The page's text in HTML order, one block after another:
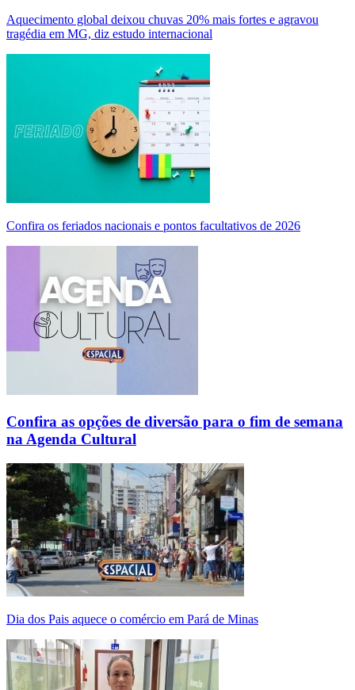
Aquecimento global deixou chuvas 20% mais fortes e agravou
tragédia em MG, diz estudo internacional
Confira os feriados nacionais e pontos facultativos de 2026
Confira as opções de diversão para o fim de semana
na Agenda Cultural
Dia dos Pais aquece o comércio em Pará de Minas